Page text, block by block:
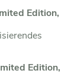
Edition,
Edition,